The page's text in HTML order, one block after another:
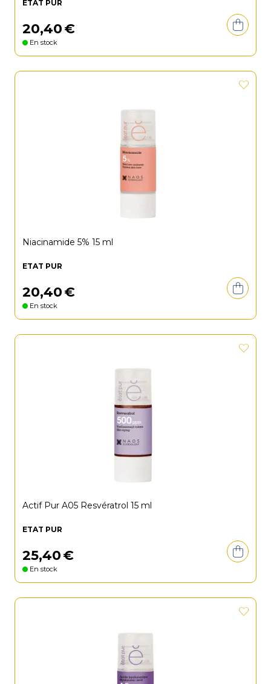
ETAT PUR
20,40€
En stock
Niacinamide 5% 15 ml
ETAT PUR
20,40€
En stock
Actif Pur A05 Resvératrol 15 ml
ETAT PUR
25,40€
En stock